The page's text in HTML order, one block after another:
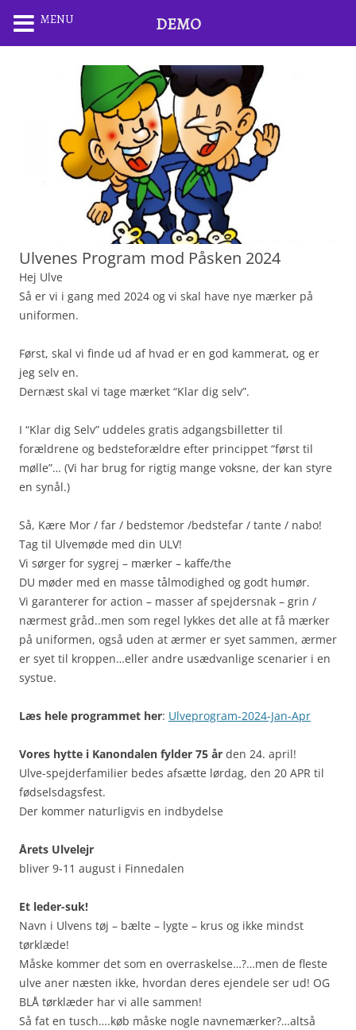
Ulvenes Program mod Påsken 2024
Hej Ulve
Så er vi i gang med 2024 og vi skal have nye mærker på
uniformen.
Først, skal vi finde ud af hvad er en god kammerat, og er
jeg selv en.
Dernæst skal vi tage mærket “Klar dig selv”.
I “Klar dig Selv” uddeles gratis adgangsbilletter til
forældrene og bedsteforældre efter princippet “først til
mølle”… (Vi har brug for rigtig mange voksne, der kan styre
en synål.)
Så, Kære Mor / far / bedstemor /bedstefar / tante / nabo!
Tag til Ulvemøde med din ULV!
Vi sørger for sygrej – mærker – kaffe/the
DU møder med en masse tålmodighed og godt humør.
Vi garanterer for action – masser af spejdersnak – grin /
nærmest gråd..men som regel lykkes det alle at få mærker
på uniformen, også uden at ærmer er syet sammen, ærmer
er syet til kroppen…eller andre usædvanlige scenarier i en
systue.
Læs hele programmet her: Ulveprogram-2024-Jan-Apr
Vores hytte i Kanondalen fylder 75 år den 24. april!
Ulve-spejderfamilier bedes afsætte lørdag, den 20 APR til
fødselsdagsfest.
Der kommer naturligvis en indbydelse
Årets Ulvelejr
bliver 9-11 august i Finnedalen
Et leder-suk!
Navn i Ulvens tøj – bælte – lygte – krus og ikke mindst
tørklæde!
Måske kommer det som en overraskelse…?…men de fleste
ulve aner næsten ikke, hvordan deres ejendele ser ud! OG
BLÅ tørklæder har vi alle sammen!
Så fat en tusch….køb måske nogle navnemærker?…altså
MENU DEMO